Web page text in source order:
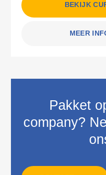
BEKIJK
MEER
Pakket
company?